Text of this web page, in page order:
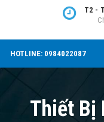
T2 -
HOTLINE: 0984022087
Thiết Bị